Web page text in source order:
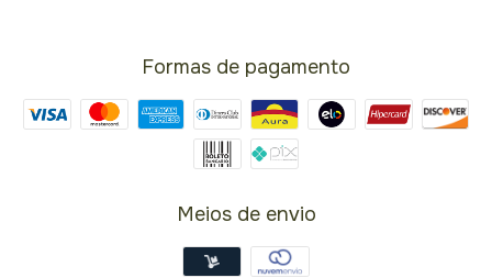
Formas de pagamento
Meios de envio